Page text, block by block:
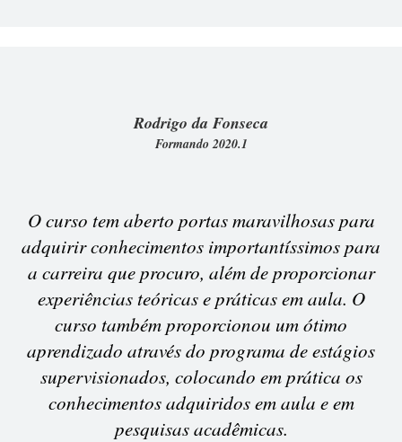
Rodrigo da Fonseca
Formando 2020.1
O curso tem aberto portas maravilhosas para
adquirir conhecimentos importantíssimos para
a carreira que procuro, além de proporcionar
experiências teóricas e práticas em aula. O
curso também proporcionou um ótimo
aprendizado através do programa de estágios
supervisionados, colocando em prática os
conhecimentos adquiridos em aula e em
pesquisas acadêmicas.